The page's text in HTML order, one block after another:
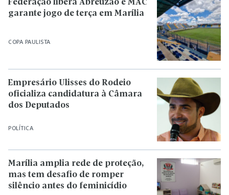
COPA PAULISTA
Federação libera Abreuzão e MAC
garante jogo de terça em Marília
POLÍTICA
Empresário Ulisses do Rodeio
oficializa candidatura à Câmara
dos Deputados
Marília amplia rede de proteção,
mas tem desafio de romper
silêncio antes do feminicídio